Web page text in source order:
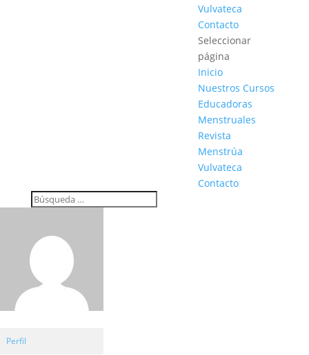
Vulvateca
Contacto
Seleccionar
página
Inicio
Nuestros Cursos
Educadoras
Menstruales
Revista
Menstrúa
Vulvateca
Contacto
Perfil